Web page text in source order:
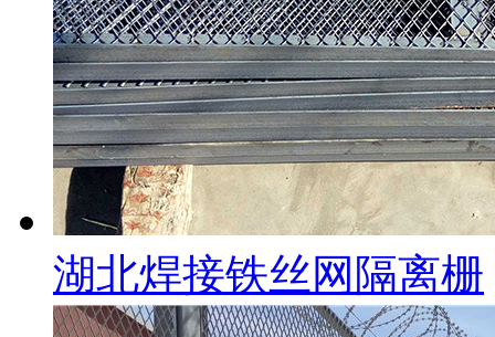
湖北焊接铁丝网隔离栅